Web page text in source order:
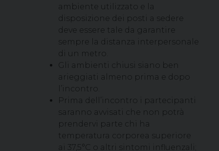
ambiente utilizzato e la
disposizione dei posti a sedere
deve essere tale da garantire
sempre la distanza interpersonale
di un metro.
Gli ambienti chiusi siano ben
arieggiati almeno prima e dopo
l’incontro.
Prima dell’incontro i partecipanti
saranno avvisati che non potrà
prendervi parte chi ha
temperatura corporea superiore
ai 37,5°C o altri sintomi influenzali;